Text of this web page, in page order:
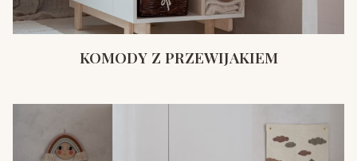
KOMODY Z PRZEWIJAKIEM